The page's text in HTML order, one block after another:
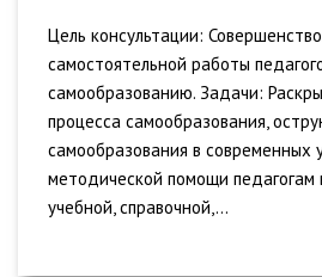
Цель консультации:
самостоятельной работы
самообразованию. Задачи:
процесса самообразования,
самообразования в современных
методической помощи педагогам
учебной, справочной,...